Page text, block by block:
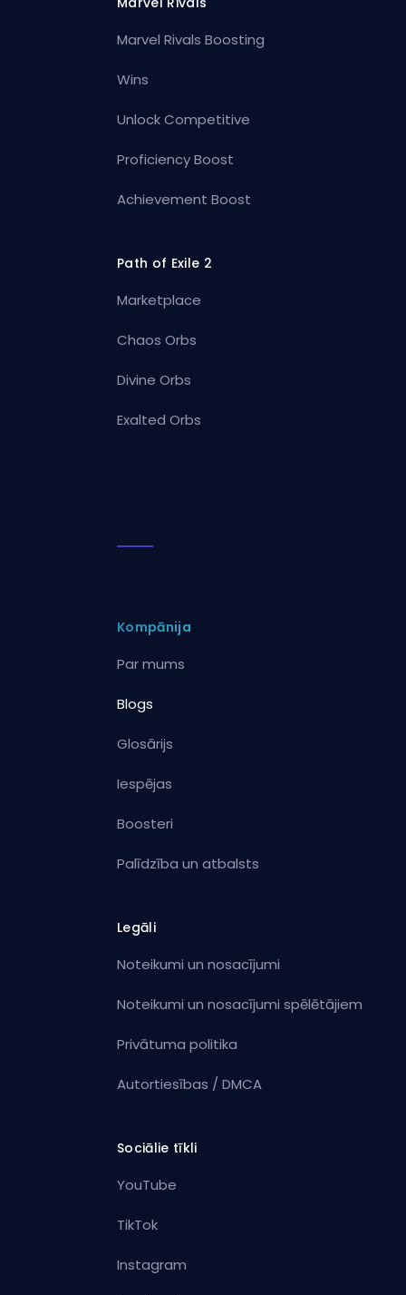
Marvel Rivals Boosting
Wins
Unlock Competitive
Proficiency Boost
Achievement Boost
Path of Exile 2
Marketplace
Chaos Orbs
Divine Orbs
Exalted Orbs
Kompānija
Par mums
Blogs
Glosārijs
Iespējas
Boosteri
Palīdzība un atbalsts
Legāli
Noteikumi un nosacījumi
Noteikumi un nosacījumi spēlētājiem
Privātuma politika
Autortiesības / DMCA
Sociālie tīkli
YouTube
TikTok
Instagram